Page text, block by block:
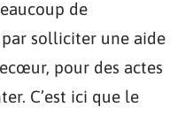
de
solliciter une aide
pour des actes
C’est ici que le